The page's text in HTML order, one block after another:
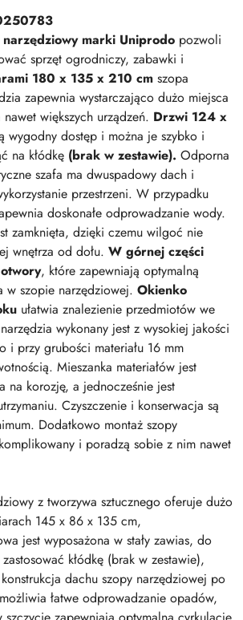
marki Uniprodo pozwoli
sprzęt ogrodniczy, zabawki i
180 x 135 x 210 cm szopa
zapewnia wystarczająco dużo miejsca
większych urządzeń. Drzwi 124 x
wygodny dostęp i można je szybko i
na kłódkę (brak w zestawie). Odporna
szafa ma dwuspadowy dach i
przestrzeni. W przypadku
doskonałe odprowadzanie wody.
zamknięta, dzięki czemu wilgoć nie
wnętrza od dołu. W górnej części
, które zapewniają optymalną
w szopie narzędziowej. Okienko
ułatwia znalezienie przedmiotów we
wykonany jest z wysokiej jakości
i przy grubości materiału 16 mm
Mieszanka materiałów jest
na korozję, a jednocześnie jest
Czyszczenie i konserwacja są
Dodatkowo montaż szopy
i poradzą sobie z nim nawet
z tworzywa sztucznego oferuje dużo
145 x 86 x 135 cm,
jest wyposażona w stały zawias, do
kłódkę (brak w zestawie),
dachu szopy narzędziowej po
łatwe odprowadzanie opadów,